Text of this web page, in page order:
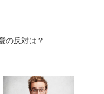
の反対は？